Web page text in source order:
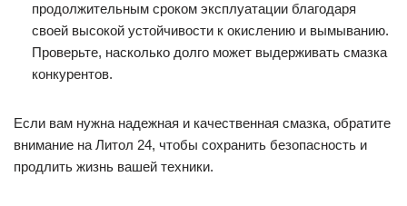
продолжительным сроком эксплуатации благодаря
своей высокой устойчивости к окислению и вымыванию.
Проверьте, насколько долго может выдерживать смазка
конкурентов.
Если вам нужна надежная и качественная смазка, обратите
внимание на Литол 24, чтобы сохранить безопасность и
продлить жизнь вашей техники.